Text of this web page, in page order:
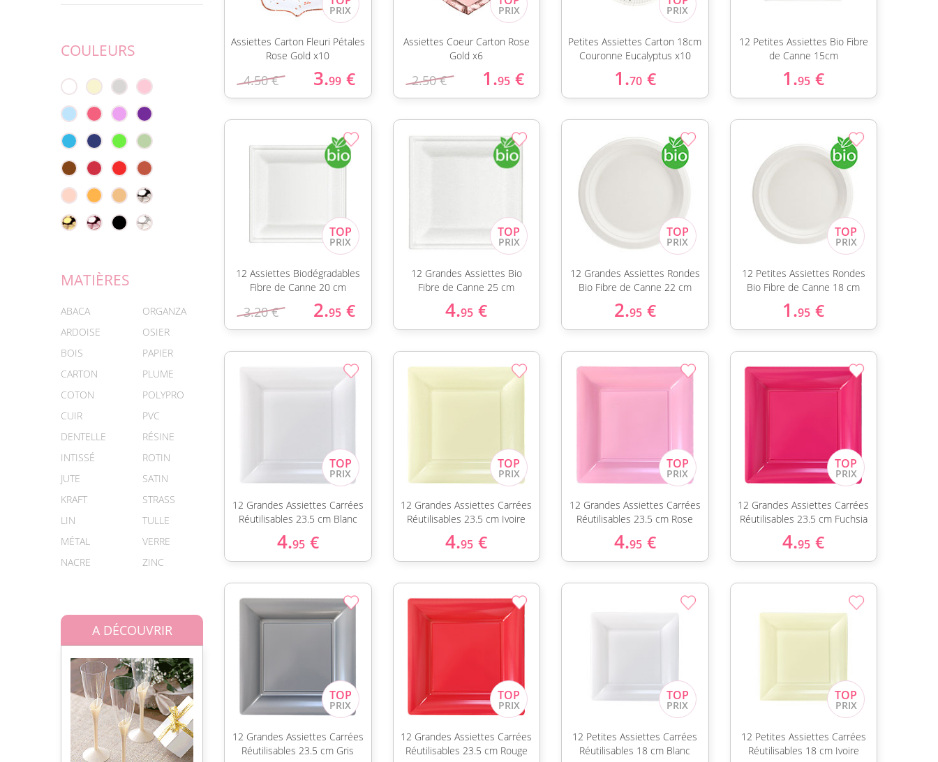
COULEURS
MATIÈRES
ABACA
ARDOISE
BOIS
CARTON
COTON
CUIR
DENTELLE
INTISSÉ
JUTE
KRAFT
LIN
MÉTAL
NACRE
ORGANZA
OSIER
PAPIER
PLUME
POLYPRO
PVC
RÉSINE
ROTIN
SATIN
STRASS
TULLE
VERRE
ZINC
A DÉCOUVRIR
Assiettes Carton Fleuri Pétales
Rose Gold x10
4.50 € 3.99 €
Assiettes Coeur Carton Rose
Gold x6
2.50 € 1.95 €
Petites Assiettes Carton 18cm
Couronne Eucalyptus x10
1.70 €
12 Petites Assiettes Bio Fibre
de Canne 15cm
1.95 €
12 Assiettes Biodégradables
Fibre de Canne 20 cm
3.20 € 2.95 €
12 Grandes Assiettes Bio
Fibre de Canne 25 cm
4.95 €
12 Grandes Assiettes Rondes
Bio Fibre de Canne 22 cm
2.95 €
12 Petites Assiettes Rondes
Bio Fibre de Canne 18 cm
1.95 €
12 Grandes Assiettes Carrées
Réutilisables 23.5 cm Blanc
4.95 €
12 Grandes Assiettes Carrées
Réutilisables 23.5 cm Ivoire
4.95 €
12 Grandes Assiettes Carrées
Réutilisables 23.5 cm Rose
4.95 €
12 Grandes Assiettes Carrées
Réutilisables 23.5 cm Fuchsia
4.95 €
12 Grandes Assiettes Carrées
Réutilisables 23.5 cm Gris
12 Grandes Assiettes Carrées
Réutilisables 23.5 cm Rouge
12 Petites Assiettes Carrées
Réutilisables 18 cm Blanc
12 Petites Assiettes Carrées
Réutilisables 18 cm Ivoire